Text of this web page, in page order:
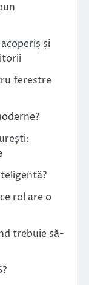
și
ferestre
rol are o
trebuie să-